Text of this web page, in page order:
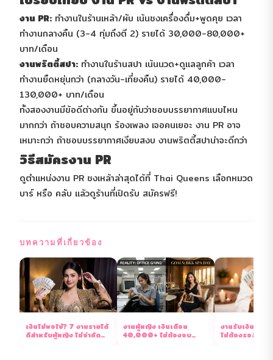
งาน PR: ทำงานในร้านเหล้า/ผับ เน้นชงเครื่องดื่ม+พูดคุย เวลา
ทำงานกลางคืน (3-4 ทุ่มถึงตี 2) รายได้ 30,000-80,000+
บาท/เดือน
งานพริตตี้สปา: ทำงานในร้านสปา เน้นนวด+ดูแลลูกค้า เวลา
ทำงานยืดหยุ่นกว่า (กลางวัน-เที่ยงคืน) รายได้ 40,000-
130,000+ บาท/เดือน
ทั้งสองงานมีข้อดีต่างกัน ขึ้นอยู่กับว่าชอบบรรยากาศแบบไหน
มากกว่า ถ้าชอบความสนุก ร้องเพลง เจอคนเยอะ งาน PR อาจ
เหมาะกว่า ถ้าชอบบรรยากาศเงียบสงบ งานพริตตี้สปาน่าจะดีกว่า
วิธีสมัครงาน PR
ดูตำแหน่งงาน PR ชงเหล้าล่าสุดได้ที่ Thai Queens เลือกหมวด
บาร์ หรือ คลับ แล้วดูร้านที่เปิดรับ สมัครฟรี!
บทความที่เกี่ยวข้อง
เงินไม่พอใช้? 7 งานรายได้
ดีสำหรับผู้หญิง ไม่จำกัด
งานผู้หญิง เงินเดือน
40,000+ ไม่ต้องจบ
งานรับเงินสดทุ
ไม่ต้องรอสิ้นเดื